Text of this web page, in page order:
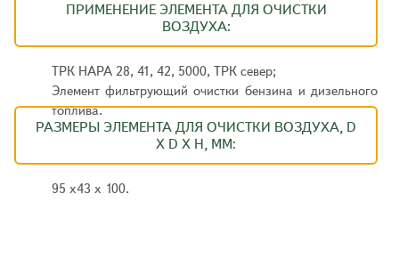
ПРИМЕНЕНИЕ ЭЛЕМЕНТА ДЛЯ ОЧИСТКИ
ВОЗДУХА:
ТРК НАРА 28, 41, 42, 5000, ТРК север;
Элемент фильтрующий очистки бензина и дизельного
топлива.
РАЗМЕРЫ ЭЛЕМЕНТА ДЛЯ ОЧИСТКИ ВОЗДУХА, D
X D X H, ММ:
95 х43 х 100.